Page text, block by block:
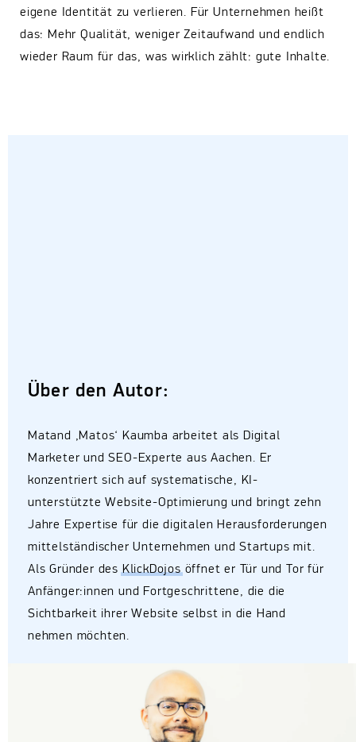
eigene Identität zu verlieren. Für Unternehmen heißt
das: Mehr Qualität, weniger Zeitaufwand und endlich
wieder Raum für das, was wirklich zählt: gute Inhalte.
Über den Autor:
Matand ‚Matos‘ Kaumba arbeitet als Digital
Marketer und SEO-Experte aus Aachen. Er
konzentriert sich auf systematische, KI-
unterstützte Website-Optimierung und bringt zehn
Jahre Expertise für die digitalen Herausforderungen
mittelständischer Unternehmen und Startups mit.
Als Gründer desKlickDojosöffnet er Tür und Tor für
Anfänger:innen und Fortgeschrittene, die die
Sichtbarkeit ihrer Website selbst in die Hand
nehmen möchten.